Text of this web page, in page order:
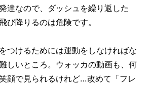
達なので、ダッシュを繰り返した
び降りるのは危険です。
つけるためには運動をしなければな
しいところ。ウォッカの動画も、何
顔で見られるけれど…改めて「フレ